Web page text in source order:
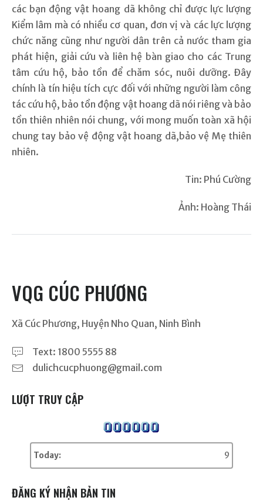
các bạn động vật hoang dã không chỉ được lực lượng
Kiểm lâm mà có nhiều cơ quan, đơn vị và các lực lượng
chức năng cũng như người dân trên cả nước tham gia
phát hiện, giải cứu và liên hệ bàn giao cho các Trung
tâm cứu hộ, bảo tồn để chăm sóc, nuôi dưỡng. Đây
chính là tín hiệu tích cực đối với những người làm công
tác cứu hộ, bảo tồn động vật hoang dã nói riêng và bảo
tồn thiên nhiên nói chung, với mong muốn toàn xã hội
chung tay bảo vệ động vật hoang dã,bảo vệ Mẹ thiên
nhiên.
Tin: Phú Cường
Ảnh: Hoàng Thái
VQG CÚC PHƯƠNG
Xã Cúc Phương, Huyện Nho Quan, Ninh Bình
Text: 1800 5555 88
dulichcucphuong@gmail.com
LƯỢT TRUY CẬP
Today: 9
ĐĂNG KÝ NHẬN BẢN TIN